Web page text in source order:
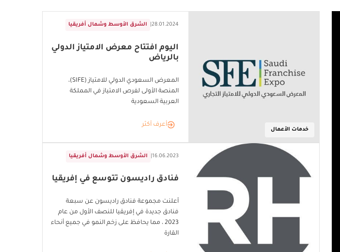
خدمات الأعمال
الشرق الأوسط وشمال أفريقيا 28.01.2024
اليوم افتتاح معرض الامتياز الدولي
بالرياض
المعرض السعودي الدولي للامتياز (SIFE)،
المنصة الأولى لفرص الامتياز في المملكة
العربية السعودية
أعرف أكثر
الشرق الأوسط وشمال أفريقيا 16.06.2023
فنادق راديسون تتوسع في إفريقيا
أعلنت مجموعة فنادق راديسون عن سبعة
فنادق جديدة في إفريقيا للنصف الأول من عام
2023 ، مما يحافظ على زخم النمو في جميع أنحاء
القارة